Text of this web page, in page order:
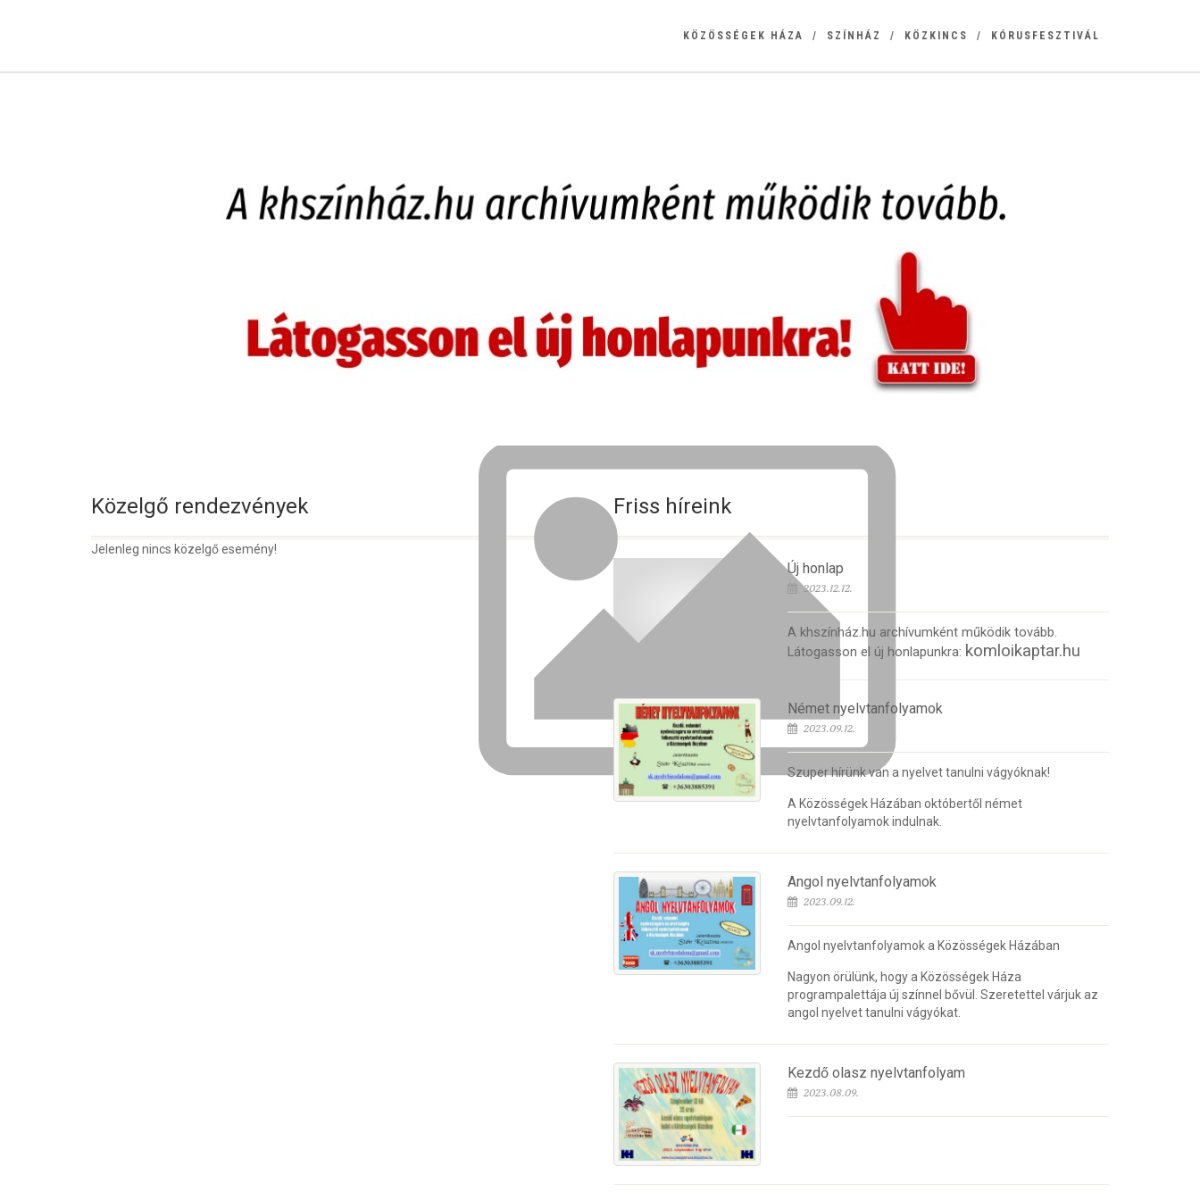
KÖZÖSSÉGEK HÁZA SZÍNHÁZ KÖZKINCS KÓRUSFESZTIVÁL
Közelgő rendezvények
Jelenleg nincs közelgő esemény!
Friss híreink
Új honlap
2023.12.12.
A khszínház.hu archívumként működik tovább.
Látogasson el új honlapunkra: komloikaptar.hu
Német nyelvtanfolyamok
2023.09.12.
Szuper hírünk van a nyelvet tanulni vágyóknak!
A Közösségek Házában októbertől német
nyelvtanfolyamok indulnak.
Angol nyelvtanfolyamok
2023.09.12.
Angol nyelvtanfolyamok a Közösségek Házában
Nagyon örülünk, hogy a Közösségek Háza
programpalettája új színnel bővül. Szeretettel várjuk az
angol nyelvet tanulni vágyókat.
Kezdő olasz nyelvtanfolyam
2023.08.09.